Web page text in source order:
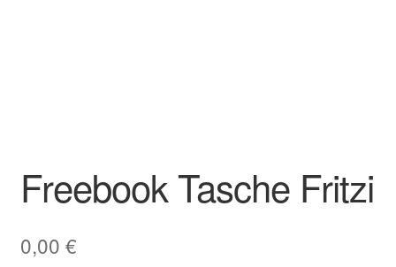
Freebook Tasche Fritzi
0,00 €